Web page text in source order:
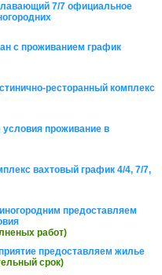
7/7 официальное
с проживанием график
ресторанный комплекс
проживание в
вахтовый график 4/4, 7/7,
предоставляем
работ)
предоставляем жилье
срок)